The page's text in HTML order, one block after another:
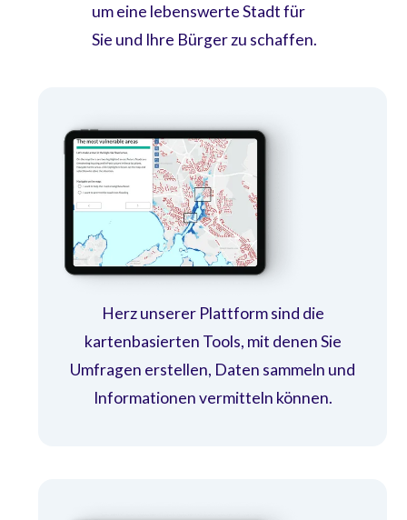
um eine lebenswerte Stadt für
Sie und Ihre Bürger zu schaffen.
Herz unserer Plattform sind die
kartenbasierten Tools, mit denen Sie
Umfragen erstellen, Daten sammeln und
Informationen vermitteln können.